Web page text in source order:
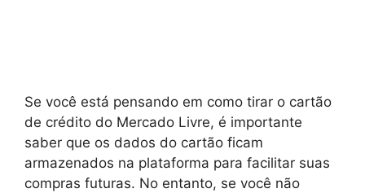
Se você está pensando em como tirar o cartão
de crédito do Mercado Livre, é importante
saber que os dados do cartão ficam
armazenados na plataforma para facilitar suas
compras futuras. No entanto, se você não